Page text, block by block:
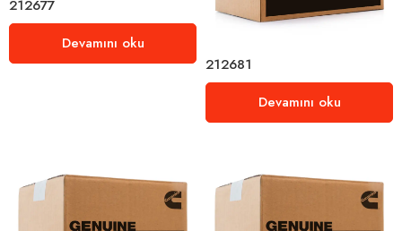
212677
Devamını oku
212681
Devamını oku